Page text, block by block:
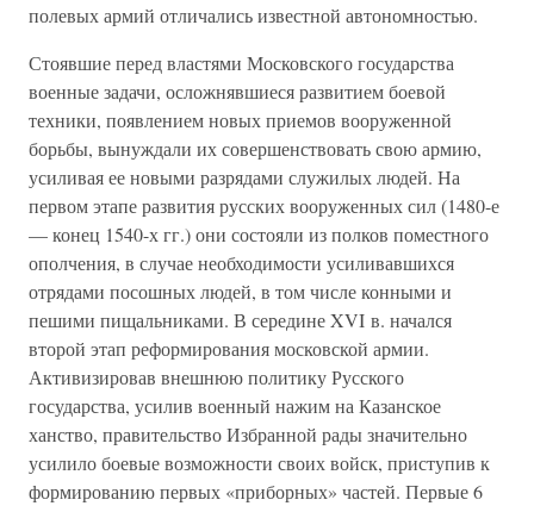
полевых армий отличались известной автономностью.
Стоявшие перед властями Московского государства
военные задачи, осложнявшиеся развитием боевой
техники, появлением новых приемов вооруженной
борьбы, вынуждали их совершенствовать свою армию,
усиливая ее новыми разрядами служилых людей. На
первом этапе развития русских вооруженных сил (1480-е
— конец 1540-х гг.) они состояли из полков поместного
ополчения, в случае необходимости усиливавшихся
отрядами посошных людей, в том числе конными и
пешими пищальниками. В середине XVI в. начался
второй этап реформирования московской армии.
Активизировав внешнюю политику Русского
государства, усилив военный нажим на Казанское
ханство, правительство Избранной рады значительно
усилило боевые возможности своих войск, приступив к
формированию первых «приборных» частей. Первые 6